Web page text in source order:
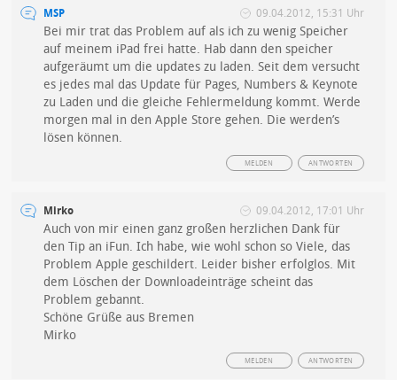
MSP 09.04.2012, 15:31 Uhr
Bei mir trat das Problem auf als ich zu wenig Speicher
auf meinem iPad frei hatte. Hab dann den speicher
aufgeräumt um die updates zu laden. Seit dem versucht
es jedes mal das Update für Pages, Numbers & Keynote
zu Laden und die gleiche Fehlermeldung kommt. Werde
morgen mal in den Apple Store gehen. Die werden’s
lösen können.
ANTWORTEN
MELDEN
Mirko 09.04.2012, 17:01 Uhr
Auch von mir einen ganz großen herzlichen Dank für
den Tip an iFun. Ich habe, wie wohl schon so Viele, das
Problem Apple geschildert. Leider bisher erfolglos. Mit
dem Löschen der Downloadeinträge scheint das
Problem gebannt.
Schöne Grüße aus Bremen
Mirko
ANTWORTEN
MELDEN